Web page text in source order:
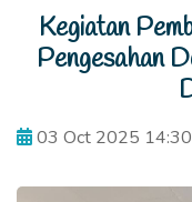
Kegiatan
Pengesahan
03 Oct 2025